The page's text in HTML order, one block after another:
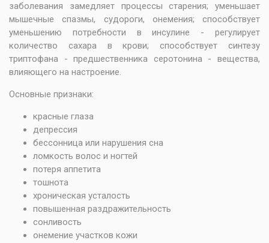
заболевания замедляет процессы старения; уменьшает
мышечные спазмы, судороги, онемения; способствует
уменьшению потребности в инсулине - регулирует
количество сахара в крови; способствует синтезу
триптофана - предшественника серотонина - вещества,
влияющего на настроение.
Основные признаки:
красные глаза
депрессия
бессонница или нарушения сна
ломкость волос и ногтей
потеря аппетита
тошнота
хроническая усталость
повышенная раздражительность
сонливость
онемение участков кожи